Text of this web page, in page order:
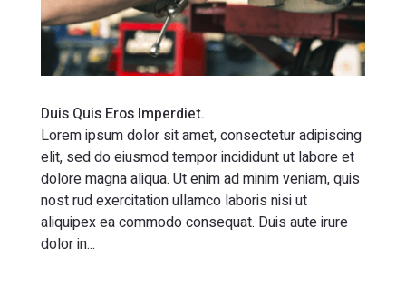
Duis Quis Eros Imperdiet.
Lorem ipsum dolor sit amet, consectetur adipiscing
elit, sed do eiusmod tempor incididunt ut labore et
dolore magna aliqua. Ut enim ad minim veniam, quis
nost rud exercitation ullamco laboris nisi ut
aliquipex ea commodo consequat. Duis aute irure
dolor in...